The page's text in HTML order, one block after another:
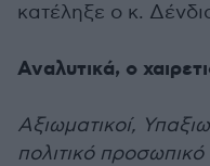
κατέληξε ο κ.
Αναλυτικά, ο
Αξιωματικοί,
πολιτικό